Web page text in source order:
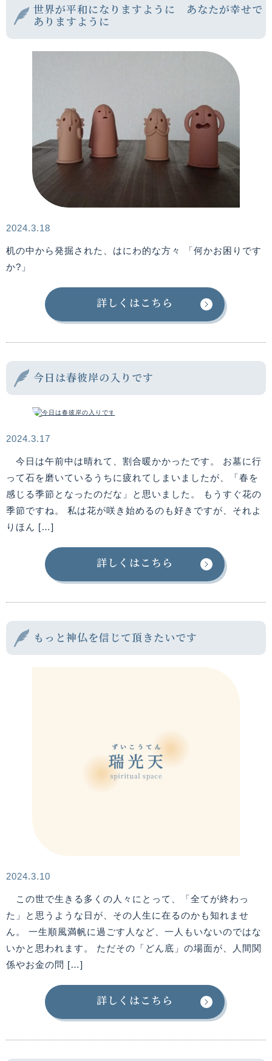
世界が平和になりますように あなたが幸せで
ありますように
2024.3.18
机の中から発掘された、はにわ的な方々 「何かお困りです
か?」
詳しくはこちら
今日は春彼岸の入りです
2024.3.17
今日は午前中は晴れて、割合暖かかったです。 お墓に行
って石を磨いているうちに疲れてしまいましたが、「春を
感じる季節となったのだな」と思いました。 もうすぐ花の
季節ですね。 私は花が咲き始めるのも好きですが、それよ
りほん […]
詳しくはこちら
もっと神仏を信じて頂きたいです
2024.3.10
この世で生きる多くの人々にとって、「全てが終わっ
た」と思うような日が、その人生に在るのかも知れませ
ん。 一生順風満帆に過ごす人など、一人もいないのではな
いかと思われます。 ただその「どん底」の場面が、人間関
係やお金の問 […]
詳しくはこちら